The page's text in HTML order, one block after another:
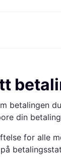
venn
Helse
betalingen
din
for alle